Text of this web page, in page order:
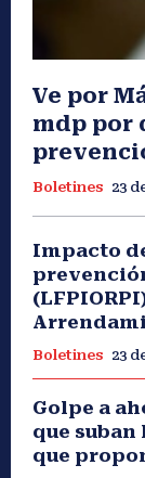
Ve por
mdp por
Boletines 23
Impacto
Boletines 23
Golpe a
que suban
que